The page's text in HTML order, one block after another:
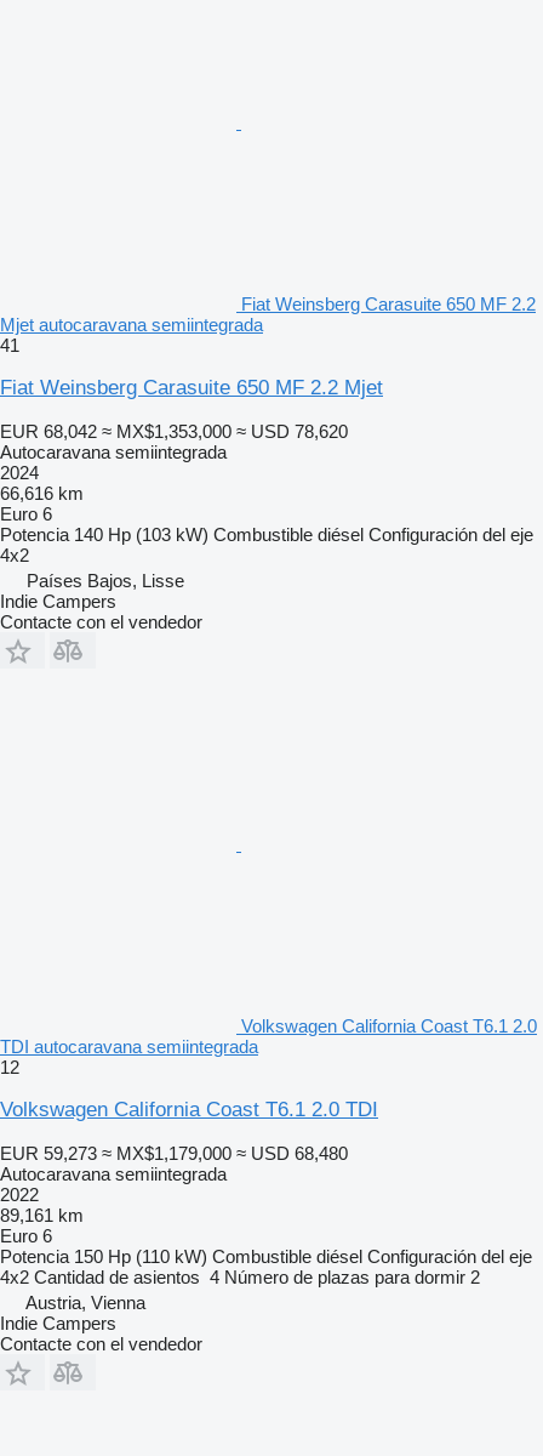
Fiat Weinsberg Carasuite 650 MF 2.2
Mjet autocaravana semiintegrada
41
Fiat Weinsberg Carasuite 650 MF 2.2 Mjet
EUR 68,042 ≈ MX$1,353,000 ≈ USD 78,620
Autocaravana semiintegrada
2024
66,616 km
Euro 6
Potencia 140 Hp (103 kW) Combustible diésel Configuración del eje
4x2
Países Bajos, Lisse
Indie Campers
Contacte con el vendedor
Volkswagen California Coast T6.1 2.0
TDI autocaravana semiintegrada
12
Volkswagen California Coast T6.1 2.0 TDI
EUR 59,273 ≈ MX$1,179,000 ≈ USD 68,480
Autocaravana semiintegrada
2022
89,161 km
Euro 6
Potencia 150 Hp (110 kW) Combustible diésel Configuración del eje
4x2 Cantidad de asientos 4 Número de plazas para dormir 2
Austria, Vienna
Indie Campers
Contacte con el vendedor